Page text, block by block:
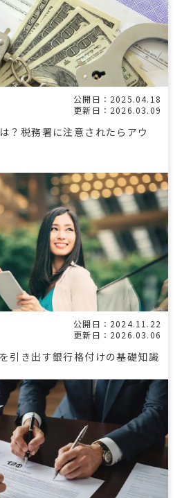
公開日：2025.04.18
更新日：2026.03.09
？税務署に注意されたらアウ
公開日：2024.11.22
更新日：2026.03.06
引き出す銀行格付けの基礎知識